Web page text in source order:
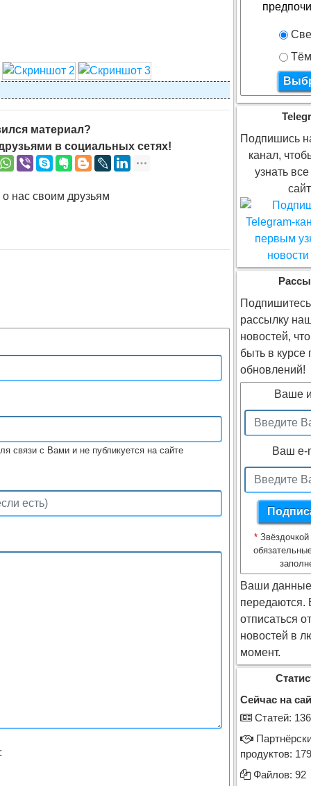
материал?
в социальных сетях!
нас своим друзьям
связи с Вами и не публикуется на сайте
Подпишись
канал,
узнать
рассылку
новостей,
быть в курсе
обновлений!
Ваше
Ваш e-
*
Ваши
передаются.
отписаться
новостей в
момент.
Сейчас на
Cтатей: 136
продуктов: 179
Файлов: 92